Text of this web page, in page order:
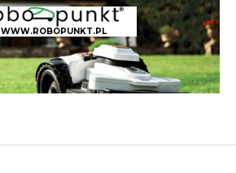
WWW.ROBOPUNKT.PL